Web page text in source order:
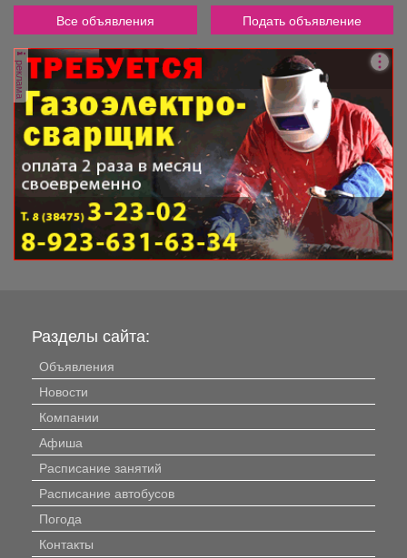
Все объявления Подать объявление
реклама
Разделы сайта:
Объявления
Новости
Компании
Афиша
Расписание занятий
Расписание автобусов
Погода
Контакты